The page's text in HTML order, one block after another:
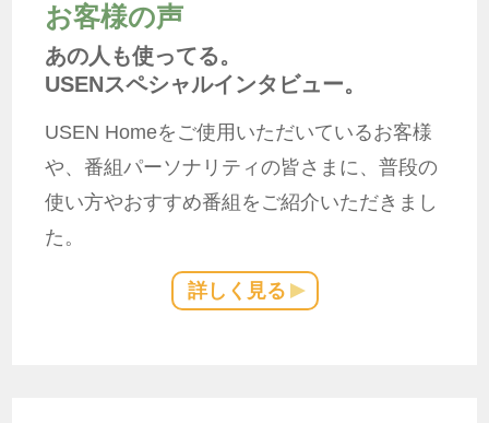
お客様の声
あの人も使ってる。
USENスペシャルインタビュー。
USEN Homeをご使用いただいているお客様
や、番組パーソナリティの皆さまに、普段の
使い方やおすすめ番組をご紹介いただきまし
た。
詳しく見る